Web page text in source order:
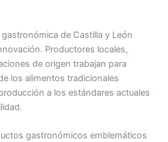
de Castilla y León
Productores locales,
de origen trabajan para
los alimentos tradicionales
a los estándares actuales
gastronómicos emblemáticos